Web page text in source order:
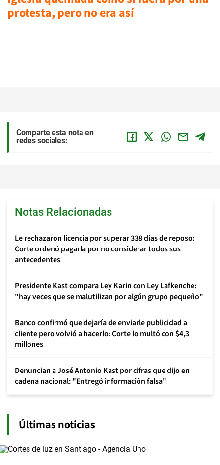
protesta, pero no era así
Comparte esta nota en
redes sociales:
Notas Relacionadas
Le rechazaron licencia por superar 338 días de reposo:
Corte ordenó pagarla por no considerar todos sus
antecedentes
Presidente Kast compara Ley Karin con Ley Lafkenche:
"hay veces que se malutilizan por algún grupo pequeño"
Banco confirmó que dejaría de enviarle publicidad a
cliente pero volvió a hacerlo: Corte lo multó con $4,3
millones
Denuncian a José Antonio Kast por cifras que dijo en
cadena nacional: "Entregó información falsa"
Últimas noticias